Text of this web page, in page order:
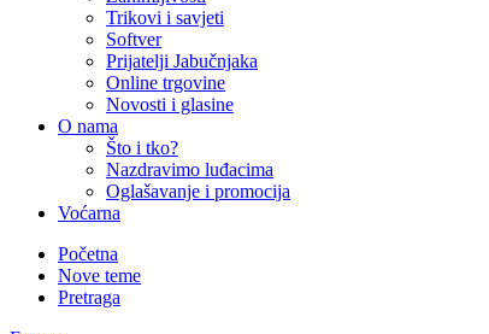
Trikovi i savjeti
Softver
Prijatelji Jabučnjaka
Online trgovine
Novosti i glasine
O nama
Što i tko?
Nazdravimo luđacima
Oglašavanje i promocija
Voćarna
Početna
Nove teme
Pretraga